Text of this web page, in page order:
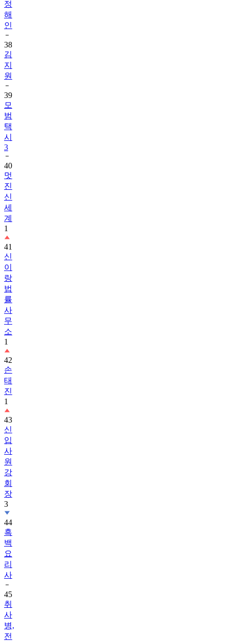
정
해
인
38
김
지
원
39
모
범
택
시
3
40
멋
진
신
세
계
1
41
신
이
랑
법
률
사
무
소
1
42
손
태
진
1
43
신
입
사
원
강
회
장
3
44
흑
백
요
리
사
45
취
사
병,
전